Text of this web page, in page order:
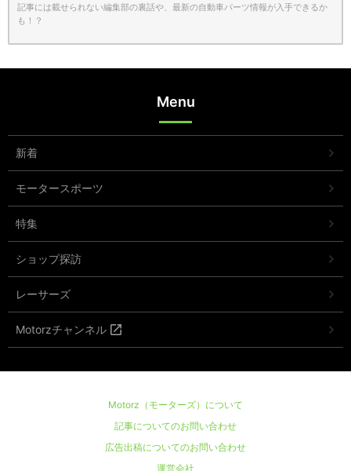
記事には載せられない編集部の裏話や、最新の自動車パーツ情報が入手できるか
も！？
Menu
新着
モータースポーツ
特集
ショップ探訪
レーサーズ
Motorzチャンネル
Motorz（モーターズ）について
記事についてのお問い合わせ
広告出稿についてのお問い合わせ
運営会社